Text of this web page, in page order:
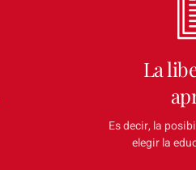
La
Es decir, la
elegir la